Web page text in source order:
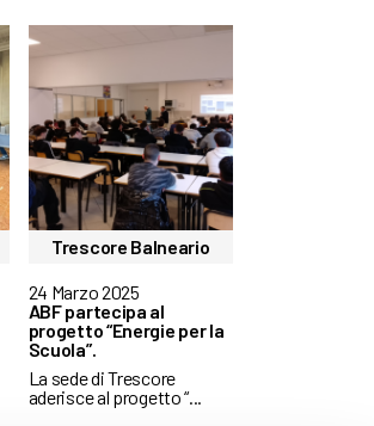
Trescore Balneario
24 Marzo 2025
ABF partecipa al
progetto “Energie per la
Scuola”.
La sede di Trescore
aderisce al progetto “...